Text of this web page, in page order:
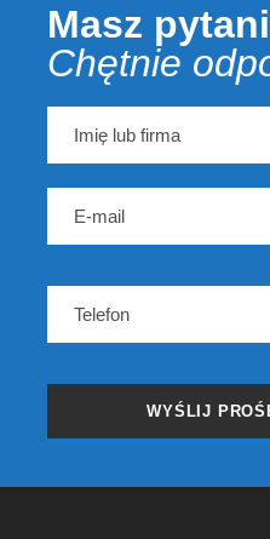
Masz
Chętnie